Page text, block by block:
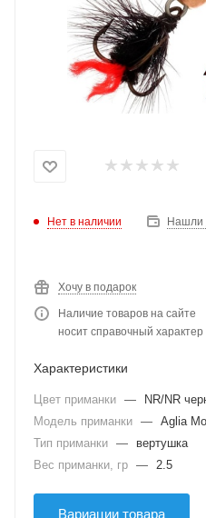
Нет в наличии Нашли
Хочу в подарок
Наличие товаров на сайте
носит справочный характер
Характеристики
Цвет приманки —
NR/NR
Модель приманки — Aglia
Тип приманки —
вертушка
Вес приманки, гр — 2.5
Вариации товара